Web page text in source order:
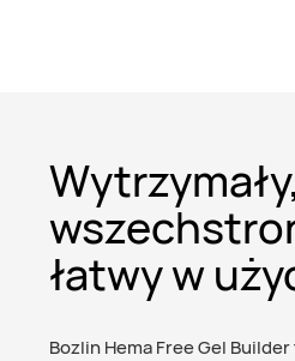
Wytrzymały,
łatwy w
Bozlin Hema Free Gel